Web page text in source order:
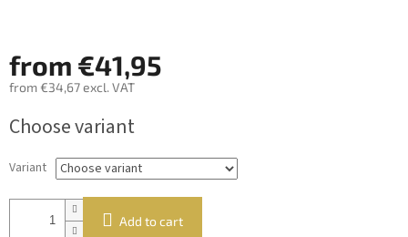
from €41,95
from €34,67excl. VAT
price:
Choose variant
Variant
Add to cart